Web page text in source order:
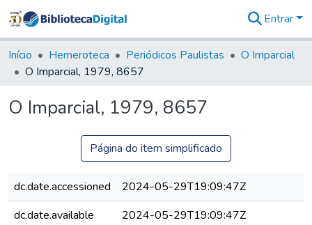
&
Coleções
Tudo na
Digital
Entrar
Início Hemeroteca Periódicos Paulistas
O Imparcial
O Imparcial, 1979, 8657
O Imparcial, 1979, 8657
Página do item simplificado
dc.date.accessioned
2024-05-29T19:09:47Z
dc.date.available
2024-05-29T19:09:47Z